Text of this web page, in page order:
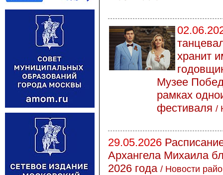
хранит
Музее
рамках
фестиваля /
29.05.2026
Архангела Михаила
2026 года / Новости